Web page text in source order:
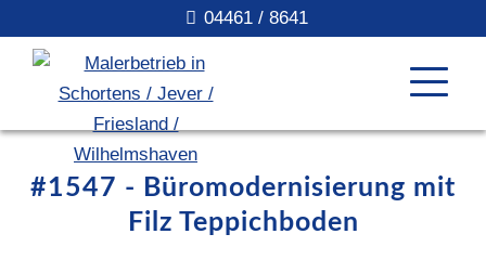
04461 / 8641
#1547 - Büromodernisierung mit
Filz Teppichboden